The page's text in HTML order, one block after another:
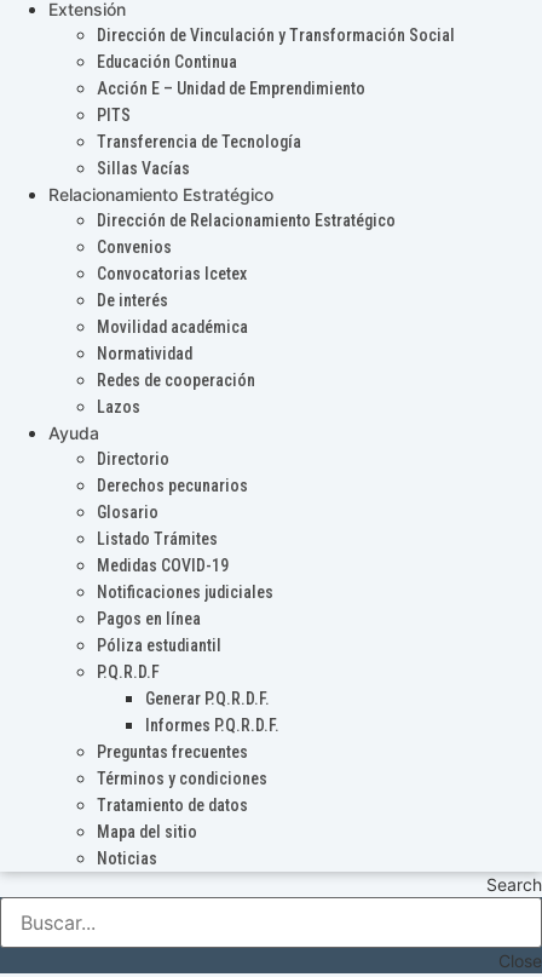
Extensión
Dirección de Vinculación y Transformación Social
Educación Continua
Acción E – Unidad de Emprendimiento
PITS
Transferencia de Tecnología
Sillas Vacías
Relacionamiento Estratégico
Dirección de Relacionamiento Estratégico
Convenios
Convocatorias Icetex
De interés
Movilidad académica
Normatividad
Redes de cooperación
Lazos
Ayuda
Directorio
Derechos pecunarios
Glosario
Listado Trámites
Medidas COVID-19
Notificaciones judiciales
Pagos en línea
Póliza estudiantil
P.Q.R.D.F
Generar P.Q.R.D.F.
Informes P.Q.R.D.F.
Preguntas frecuentes
Términos y condiciones
Tratamiento de datos
Mapa del sitio
Noticias
Search
Close